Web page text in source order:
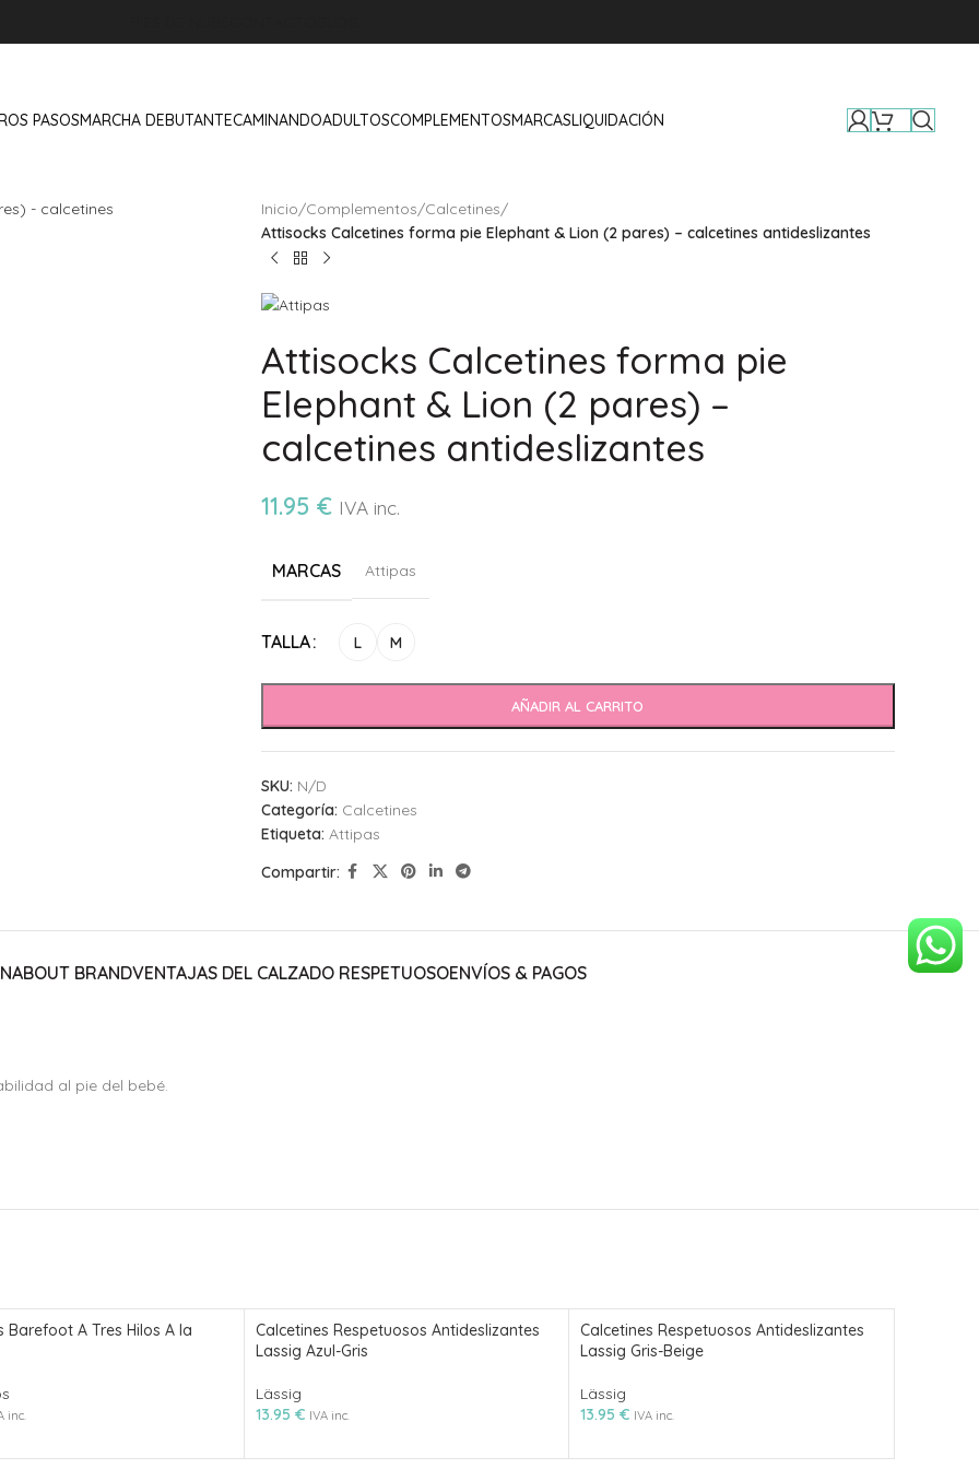
PASOSMARCHA DEBUTANTECAMINANDOADULTOSCOMPLEMENTOSMARCASLIQUIDACIÓN
Inicio/Complementos/Calcetines/
Attisocks Calcetines forma pie Elephant & Lion (2 pares) – calcetines antideslizantes
Attisocks Calcetines forma pie
Elephant & Lion (2 pares) –
calcetines antideslizantes
11.95 € IVA inc.
MARCAS Attipas
TALLA L M
AÑADIR AL CARRITO
Alternative:
SKU: N/D
Categoría: Calcetines
Etiqueta: Attipas
Compartir:
ABOUT BRANDVENTAJAS DEL CALZADO RESPETUOSOENVÍOS & PAGOS
al pie del bebé.
Barefoot A Tres Hilos A la
inc.
Calcetines Respetuosos Antideslizantes
Lassig Azul-Gris
Lässig
13.95 € IVA inc.
Calcetines Respetuosos Antideslizantes
Lassig Gris-Beige
Lässig
13.95 € IVA inc.